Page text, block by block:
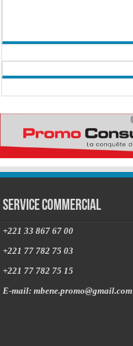
Service commercial
+221 33 867 67 00
+221 77 782 75 03
+221 77 782 75 15
E-mail: mbene.promo@gmail.com